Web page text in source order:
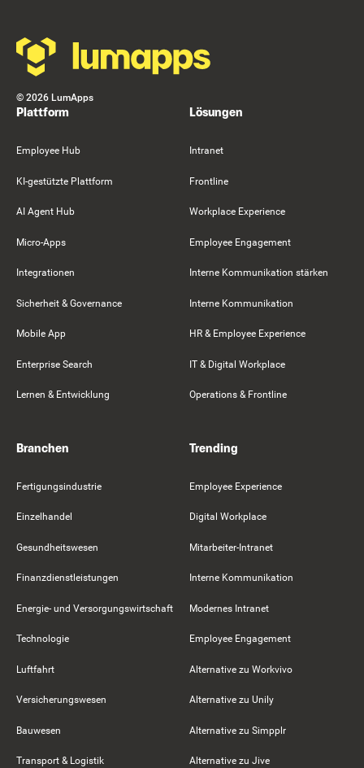
© 2026 LumApps
Plattform
Employee Hub
KI-gestützte Plattform
AI Agent Hub
Micro-Apps
Integrationen
Sicherheit & Governance
Mobile App
Enterprise Search
Lernen & Entwicklung
Lösungen
Intranet
Frontline
Workplace Experience
Employee Engagement
Interne Kommunikation stärken
Interne Kommunikation
HR & Employee Experience
IT & Digital Workplace
Operations & Frontline
Branchen
Fertigungsindustrie
Einzelhandel
Gesundheitswesen
Finanzdienstleistungen
Energie- und Versorgungswirtschaft
Technologie
Luftfahrt
Versicherungswesen
Bauwesen
Transport & Logistik
Trending
Employee Experience
Digital Workplace
Mitarbeiter-Intranet
Interne Kommunikation
Modernes Intranet
Employee Engagement
Alternative zu Workvivo
Alternative zu Unily
Alternative zu Simpplr
Alternative zu Jive